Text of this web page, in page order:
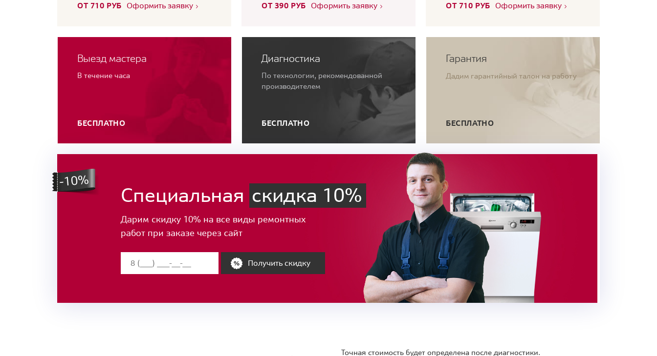
ОТ 710 РУБ Оформить заявку ОТ 390 РУБ Оформить заявку ОТ 710 РУБ Оформить заявку
Выезд мастера
В течение часа
БЕСПЛАТНО
Диагностика
По технологии, рекомендованной
производителем
БЕСПЛАТНО
Гарантия
Дадим гарантийный талон на работу
БЕСПЛАТНО
Специальная скидка 10%
Дарим скидку 10% на все виды ремонтных
работ при заказе через сайт
Получить скидку
Точная стоимость будет определена после диагностики.